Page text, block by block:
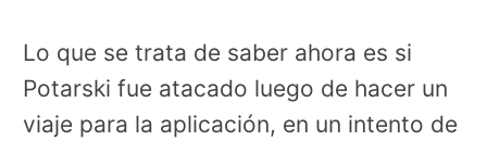
Lo que se trata de saber ahora es si
Potarski fue atacado luego de hacer un
viaje para la aplicación, en un intento de